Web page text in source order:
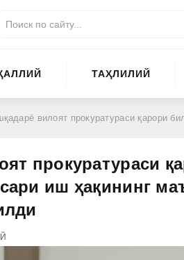
ТАҲЛИЛИЙ
вилоят прокуратураси қарори билан Миришкор
прокуратураси
иш ҳақининг